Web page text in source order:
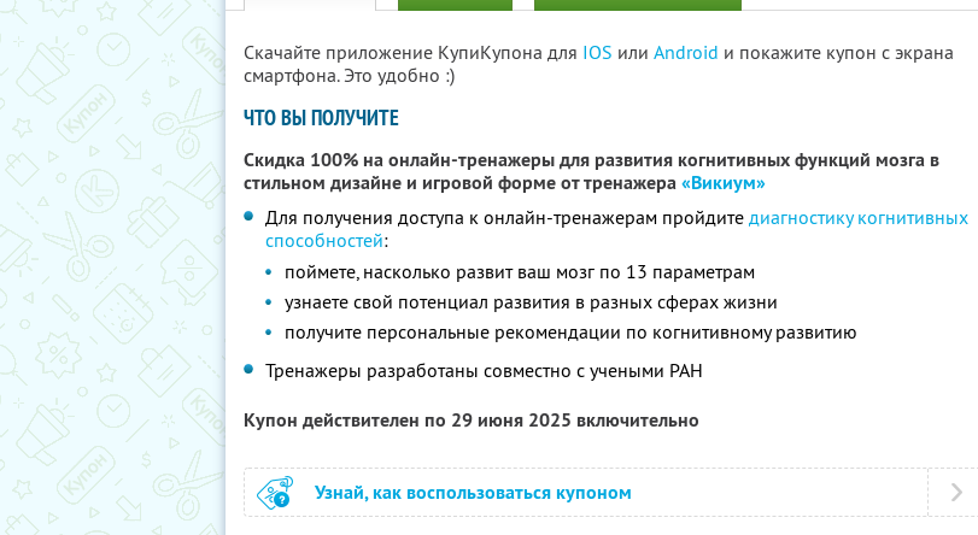
Скачайте приложение КупиКупона для IOS или Android и покажите купон с экрана
смартфона. Это удобно :)
ЧТО ВЫ ПОЛУЧИТЕ
Скидка 100% на онлайн-тренажеры для развития когнитивных функций мозга в
стильном дизайне и игровой форме от тренажера«Викиум»
Для получения доступа к онлайн-тренажерам пройдите диагностику когнитивных
способностей:
поймете, насколько развит ваш мозг по 13 параметрам
узнаете свой потенциал развития в разных сферах жизни
получите персональные рекомендации по когнитивному развитию
Тренажеры разработаны совместно с учеными РАН
Купон действителен по 29 июня 2025 включительно
Узнай, как воспользоваться купоном